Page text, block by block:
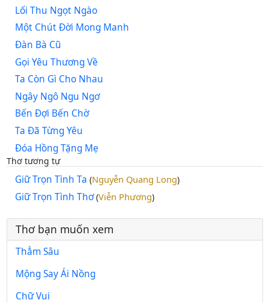
Lối Thu Ngọt Ngào
Một Chút Đời Mong Manh
Đàn Bà Cũ
Gọi Yêu Thương Về
Ta Còn Gì Cho Nhau
Ngây Ngô Ngu Ngơ
Bến Đợi Bến Chờ
Ta Đã Từng Yêu
Đóa Hồng Tặng Mẹ
Thơ tương tự
Giữ Trọn Tình Ta (Nguyễn Quang Long)
Giữ Trọn Tình Thơ(Viễn Phương)
Thơ bạn muốn xem
Thẳm Sâu
Mộng Say Ái Nồng
Chữ Vui